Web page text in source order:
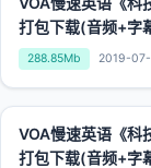
打包下载(音频+字
288.85Mb 2019-
VOA慢速英语《
打包下载(音频+字